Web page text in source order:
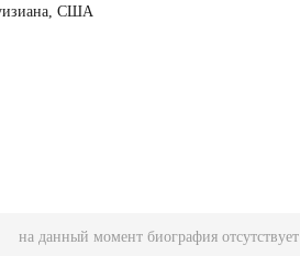
США
на данный момент биография отсутствует